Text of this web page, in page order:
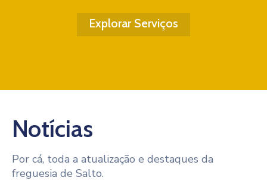
Explorar Serviços
Notícias
Por cá, toda a atualização e destaques da
freguesia de Salto.